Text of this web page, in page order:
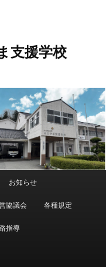
支援学校
お知らせ
協議会 各種規定
指導